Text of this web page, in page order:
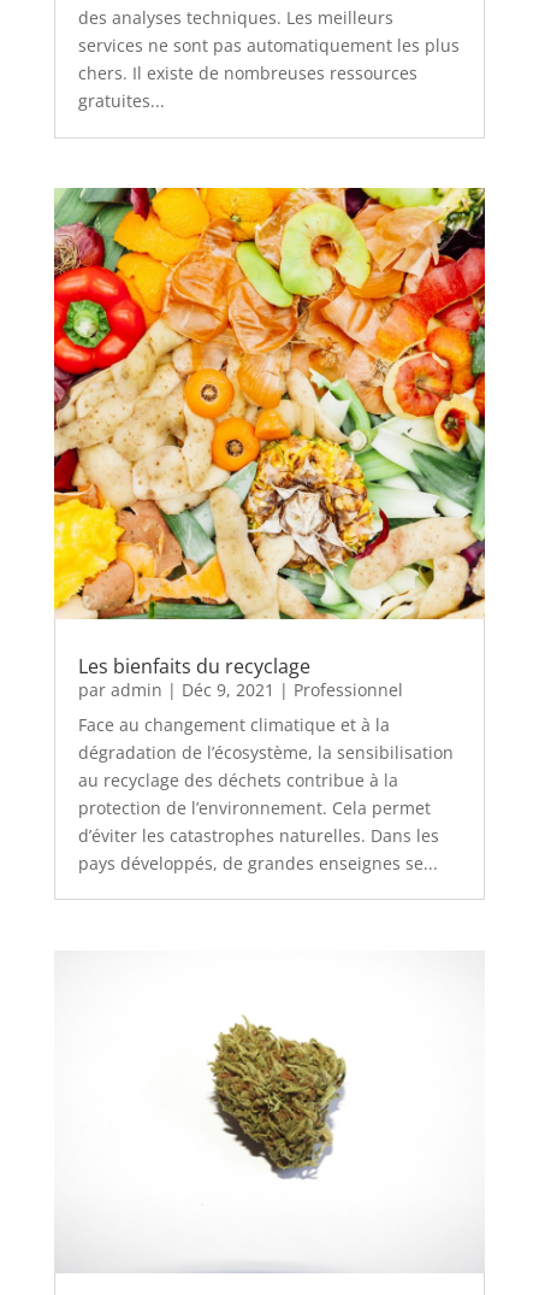
des analyses techniques. Les meilleurs
services ne sont pas automatiquement les plus
chers. Il existe de nombreuses ressources
gratuites...
Les bienfaits du recyclage
par admin | Déc 9, 2021 | Professionnel
Face au changement climatique et à la
dégradation de l’écosystème, la sensibilisation
au recyclage des déchets contribue à la
protection de l’environnement. Cela permet
d’éviter les catastrophes naturelles. Dans les
pays développés, de grandes enseignes se...